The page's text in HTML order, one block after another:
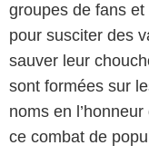
groupes de fans
pour susciter des
sauver leur
sont formées sur
noms en
ce combat de